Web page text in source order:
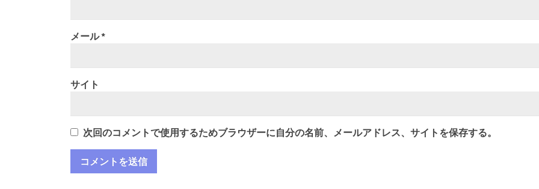
メール*
サイト
次回のコメントで使用するためブラウザーに自分の名前、メールアドレス、サイトを保存する。